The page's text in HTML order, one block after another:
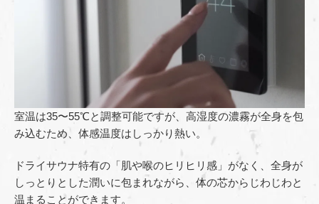
室温は35〜55℃と調整可能ですが、高湿度の濃霧が全身を包
み込むため、体感温度はしっかり熱い。
ドライサウナ特有の「肌や喉のヒリヒリ感」がなく、全身が
しっとりとした潤いに包まれながら、体の芯からじわじわと
温まることができます。